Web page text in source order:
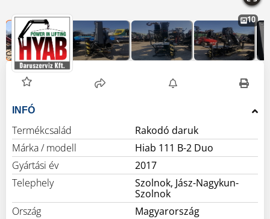
10
INFÓ
Termékcsalád
Rakodó daruk
Márka / modell
Hiab 111 B-2 Duo
Gyártási év
2017
Telephely
Szolnok, Jász-Nagykun-
Szolnok
Ország
Magyarország